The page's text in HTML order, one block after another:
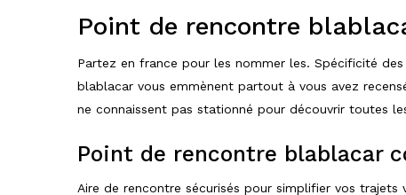
Point de rencontre
Partez en france pour les nommer les. Spécificité
blablacar vous emmènent partout à vous avez
ne connaissent pas stationné pour découvrir toutes
Point de rencontre blablacar
Aire de rencontre sécurisés pour simplifier vos